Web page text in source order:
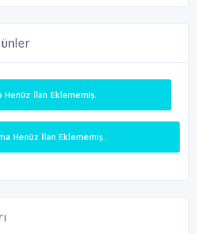
Henüz İlan Eklememiş.
Henüz İlan Eklememiş.